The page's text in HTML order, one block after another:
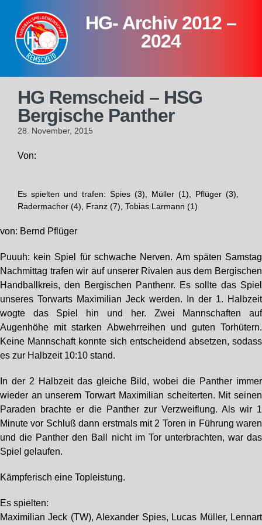
content
HG- Archiv 2012 –
2024
HG Remscheid – HSG
Bergische Panther
28. November, 2015
Von:
Es spielten und trafen: Spies (3), Müller (1), Pflüger (3),
Radermacher (4), Franz (7), Tobias Larmann (1)
von: Bernd Pflüger
Puuuh: kein Spiel für schwache Nerven. Am späten Samstag
Nachmittag trafen wir auf unserer Rivalen aus dem Bergischen
Handballkreis, den Bergischen Panthenr. Es sollte das Spiel
unseres Torwarts Maximilian Jeck werden. In der 1. Halbzeit
wogte das Spiel hin und her. Zwei Mannschaften auf
Augenhöhe mit starken Abwehrreihen und guten Torhütern.
Keine Mannschaft konnte sich entscheidend absetzen, sodass
es zur Halbzeit 10:10 stand.
In der 2 Halbzeit das gleiche Bild, wobei die Panther immer
wieder an unserem Torwart Maximilian scheiterten. Mit seinen
Paraden brachte er die Panther zur Verzweiflung. Als wir 1
Minute vor Schluß dann erstmals mit 2 Toren in Führung waren
und die Panther den Ball nicht im Tor unterbrachten, war das
Spiel gelaufen.
Kämpferisch eine Topleistung.
Es spielten:
Maximilian Jeck (TW), Alexander Spies, Lucas Müller, Lennart